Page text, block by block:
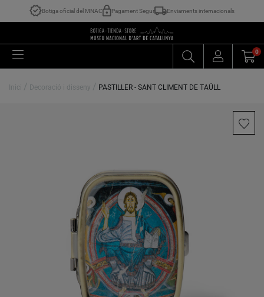
Botiga oficial del MNAC Pagament Segur Enviaments internacionals
0
Inici / Decoració i disseny / PASTILLER - SANT CLIMENT DE TAÜLL